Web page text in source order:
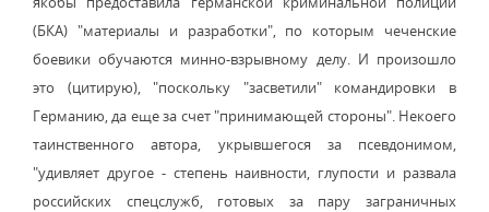
(БКА) "материалы и разработки", по которым чеченские
боевики обучаются минно-взрывному делу. И произошло
это (цитирую), "поскольку "засветили" командировки в
Германию, да еще за счет "принимающей стороны". Некоего
таинственного автора, укрывшегося за псевдонимом,
"удивляет другое - степень наивности, глупости и развала
российских спецслужб, готовых за пару заграничных